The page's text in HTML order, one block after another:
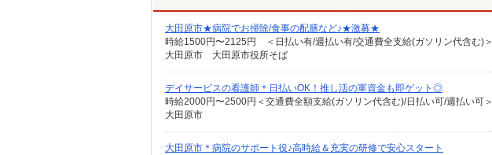
大田原市★病院でお掃除/食事の配膳など♪★激募★
時給1500円〜2125円 ＜日払い有/週払い有/交通費全支給(ガソリン代含む)＞
大田原市 大田原市役所そば
デイサービスの看護師＊日払いOK！推し活の軍資金も即ゲット◎
時給2000円〜2500円＜交通費全額支給(ガソリン代含む)/日払い可/週払い可＞
大田原市
大田原市＊病院のサポート役♪高時給＆充実の研修で安心スタート